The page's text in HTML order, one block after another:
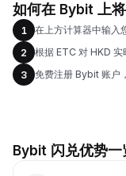
如何在 Bybit 上
1
在上方计算器中输入
2
根据 ETC 对 HKD 实
3
免费注册 Bybit 账户，
Bybit 闪兑优势一